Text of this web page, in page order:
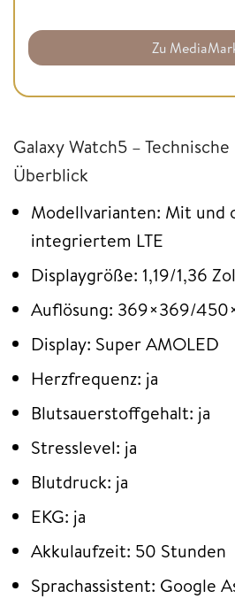
Zu
Galaxy Watch5 –
Überblick
Modellvarianten: Mit und
integriertem LTE
Displaygröße: 1,19/1,36
Auflösung: 369×369/
Display: Super AMOLED
Herzfrequenz: ja
Blutsauerstoffgehalt: ja
Stresslevel: ja
Blutdruck: ja
EKG: ja
Akkulaufzeit: 50 Stunden
Sprachassistent: Google